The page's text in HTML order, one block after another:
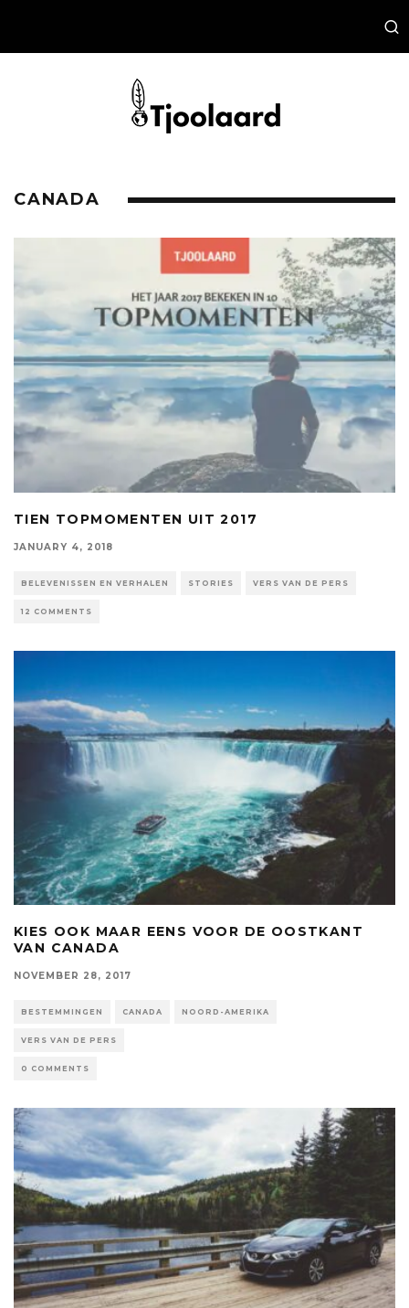
CANADA
TIEN TOPMOMENTEN UIT 2017
JANUARY 4, 2018
BELEVENISSEN EN VERHALEN STORIES VERS VAN DE PERS
12 COMMENTS
KIES OOK MAAR EENS VOOR DE OOSTKANT
VAN CANADA
NOVEMBER 28, 2017
BESTEMMINGEN CANADA NOORD-AMERIKA
VERS VAN DE PERS
0 COMMENTS